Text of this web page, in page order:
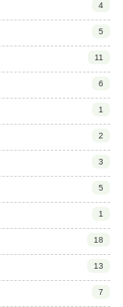
4
5
11
6
1
2
3
5
1
18
13
7